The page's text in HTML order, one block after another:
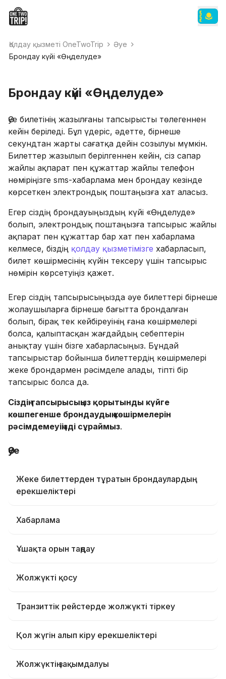
Қолдау қызметі OneTwoTrip
Әуе
Брондау күйі «Өңделуде»
Брондау күйі «Өңделуде»
Әуе билетінің жазылғаны тапсырысты төлегеннен
кейін беріледі. Бұл үдеріс, әдетте, бірнеше
секундтан жарты сағатқа дейін созылуы мүмкін.
Билеттер жазылып берілгеннен кейін, сіз сапар
жайлы ақпарат пен құжаттар жайлы телефон
нөміріңізге sms-хабарлама мен брондау кезінде
көрсеткен электрондық поштаңызға хат аласыз.
Егер сіздің брондауыңыздың күйі «Өңделуде»
болып, электрондық поштаңызға тапсырыс жайлы
ақпарат пен құжаттар бар хат пен хабарлама
келмесе, біздің қолдау қызметімізге хабарласып,
билет көшірмесінің күйін тексеру үшін тапсырыс
нөмірін көрсетуіңіз қажет.
Егер сіздің тапсырысыңызда әуе билеттері бірнеше
жолаушыларға бірнеше бағытта брондалған
болып, бірақ тек кейбіреуінің ғана көшірмелері
болса, қалыптасқан жағдайдың себептерін
анықтау үшін бізге хабарласыңыз. Бұндай
тапсырыстар бойынша билеттердің көшірмелері
жеке брондармен рәсімделе алады, тіпті бір
тапсырыс болса да.
Сіздің тапсырысыңыз қорытынды күйге
көшпегенше брондаудың көшірмелерін
рәсімдемеуіңізді сұраймыз.
Әуе
Жеке билеттерден тұратын брондаулардың
ерекшеліктері
Хабарлама
Ұшақта орын таңдау
Жолжүкті қосу
Транзиттік рейстерде жолжүкті тіркеу
Қол жүгін алып кіру ерекшеліктері
Жолжүктің зақымдалуы